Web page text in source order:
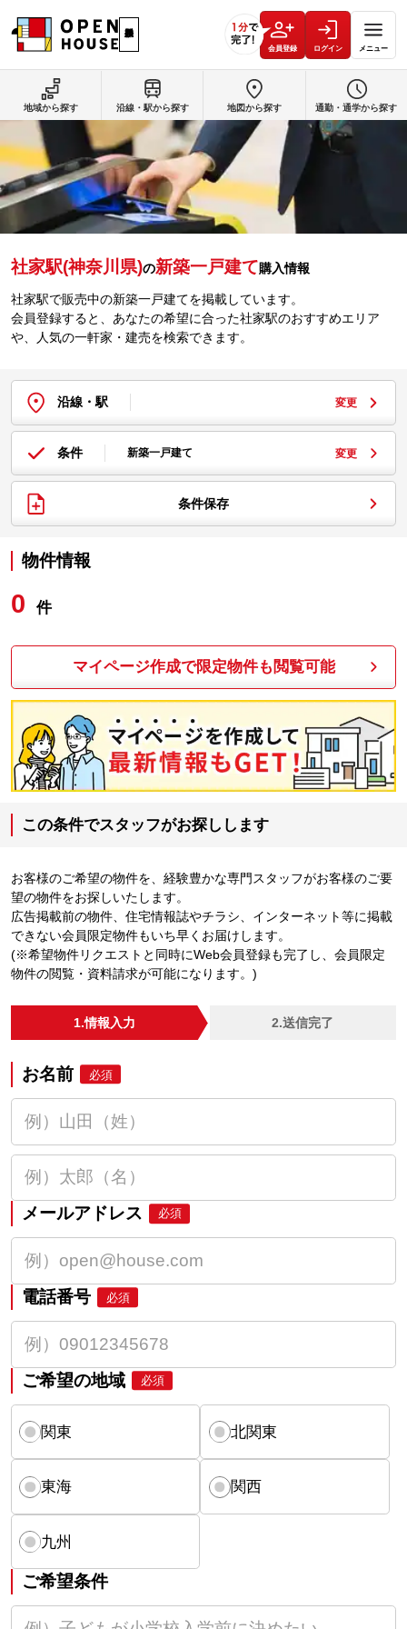
会員登録 ログイン メニュー
社家駅(神奈川県)の新築一戸建て購入情報
社家駅で販売中の新築一戸建てを掲載しています。
会員登録すると、あなたの希望に合った社家駅のおすすめエリア
や、人気の一軒家・建売を検索できます。
沿線・駅 変更
条件 新築一戸建て 変更
条件保存
物件情報
0 件
マイページ作成で限定物件も閲覧可能
この条件でスタッフがお探しします
お客様のご希望の物件を、経験豊かな専門スタッフがお客様のご要
望の物件をお探しいたします。
広告掲載前の物件、住宅情報誌やチラシ、インターネット等に掲載
できない会員限定物件もいち早くお届けします。
(※希望物件リクエストと同時にWeb会員登録も完了し、会員限定
物件の閲覧・資料請求が可能になります。)
1.情報入力 2.送信完了
お名前 必須
メールアドレス 必須
電話番号 必須
ご希望の地域 必須
関東 北関東
東海 関西
九州
ご希望条件
地域から探す 沿線・駅から探す 地図から探す 通勤・通学から探す